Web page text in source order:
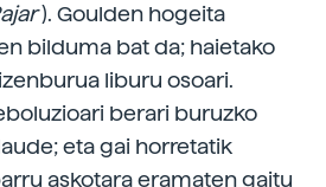
). Goulden hogeita
bilduma bat da; haietako
liburu osoari.
berari buruzko
eta gai horretatik
askotara eramaten gaitu